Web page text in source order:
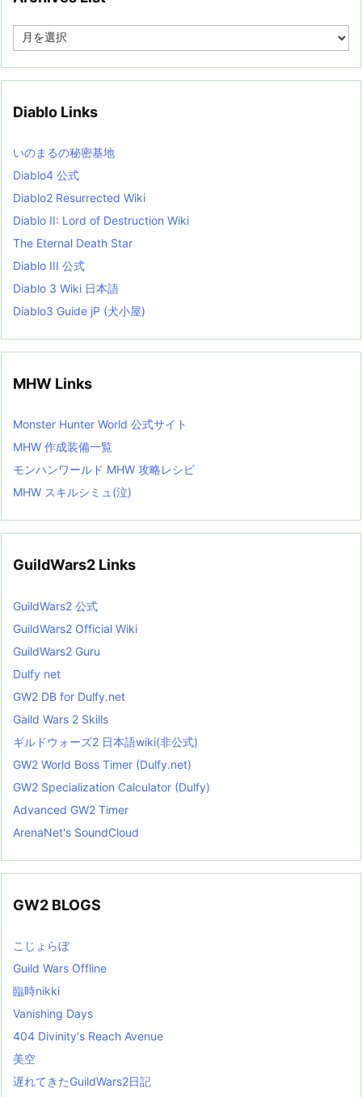
e
i
s
t
Diablo Links
いのまるの秘密基地
Diablo4 公式
Diablo2 Resurrected Wiki
Diablo II: Lord of Destruction Wiki
The Eternal Death Star
Diablo III 公式
Diablo 3 Wiki 日本語
Diablo3 Guide jP (犬小屋)
MHW Links
Monster Hunter World 公式サイト
MHW 作成装備一覧
モンハンワールド MHW 攻略レシピ
MHW スキルシミュ(泣)
GuildWars2 Links
GuildWars2 公式
GuildWars2 Official Wiki
GuildWars2 Guru
Dulfy net
GW2 DB for Dulfy.net
Gaild Wars 2 Skills
ギルドウォーズ2 日本語wiki(非公式)
GW2 World Boss Timer (Dulfy.net)
GW2 Specialization Calculator (Dulfy)
Advanced GW2 Timer
ArenaNet's SoundCloud
GW2 BLOGS
こじょらぼ
Guild Wars Offline
臨時nikki
Vanishing Days
404 Divinity's Reach Avenue
美空
遅れてきたGuildWars2日記